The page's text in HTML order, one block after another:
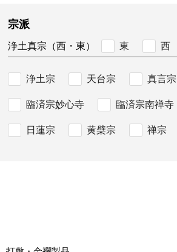
宗派
浄土真宗（西・東） 東 西
浄土宗 天台宗 真言宗
臨済宗妙心寺 臨済宗南禅寺
日蓮宗 黄檗宗 禅宗